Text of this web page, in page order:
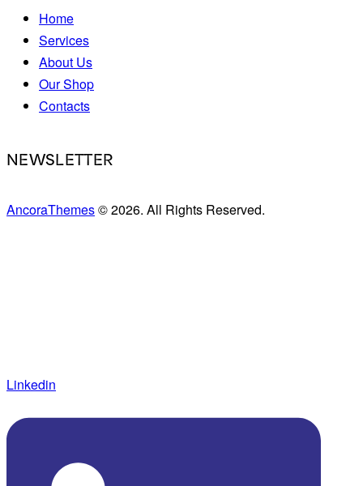
Home
Services
About Us
Our Shop
Contacts
NEWSLETTER
AncoraThemes© 2026. All Rights Reserved.
Linkedin